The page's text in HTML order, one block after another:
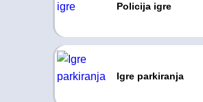
Policija igre
Igre parkiranja